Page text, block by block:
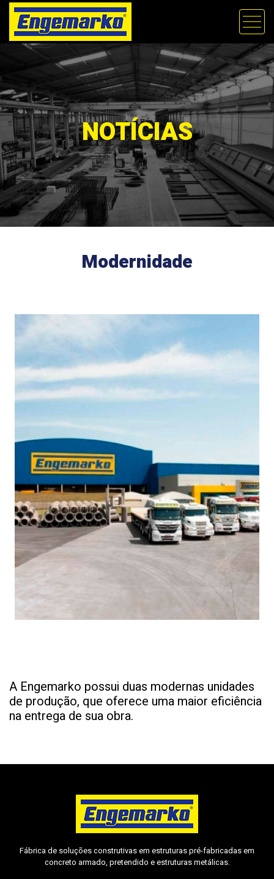
NOTÍCIAS
Modernidade
A Engemarko possui duas modernas unidades
de produção, que oferece uma maior eficiência
na entrega de sua obra.
Fábrica de soluções construtivas em estruturas pré-fabricadas em
concreto armado, pretendido e estruturas metálicas.